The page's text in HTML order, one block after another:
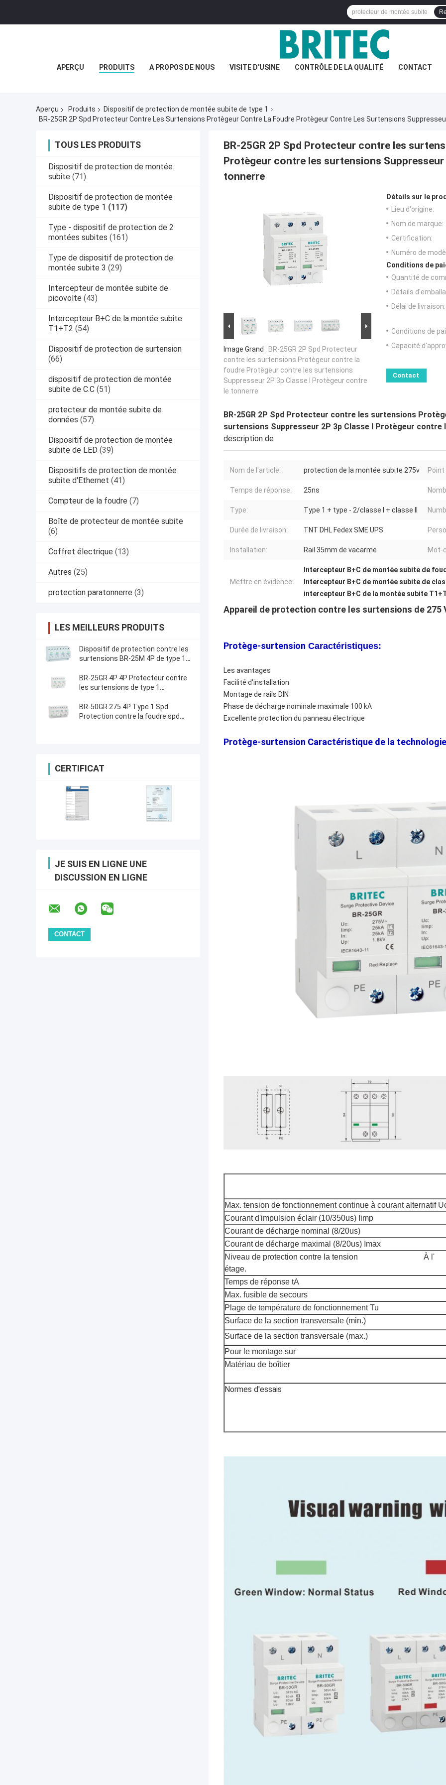
APERÇU PRODUITS A PROPOS DE NOUS VISITE D'USINE CONTRÔLE DE LA QUALITÉ CONTACT
Aperçu Produits Dispositif de protection de montée subite de type 1
TOUS LES PRODUITS
Dispositif de protection de montée
subite (71)
Dispositif de protection de montée
subite de type 1 (117)
Type - dispositif de protection de 2
montées subites (161)
Type de dispositif de protection de
montée subite 3 (29)
Intercepteur de montée subite de
picovolte (43)
Intercepteur B+C de la montée subite
T1+T2 (54)
Dispositif de protection de surtension
(66)
dispositif de protection de montée
subite de C.C (51)
protecteur de montée subite de
données (57)
Dispositif de protection de montée
subite de LED (39)
Dispositifs de protection de montée
subite d'Ethernet (41)
Compteur de la foudre (7)
Boîte de protecteur de montée subite
(6)
Coffret électrique (13)
Autres (25)
protection paratonnerre (3)
LES MEILLEURS PRODUITS
Dispositif de protection contre les
surtensions BR-25M 4P de type 1
foudre SPD
BR-25GR 4P 4P Protecteur contre
les surtensions de type 1
de type 1
BR-50GR 275 4P Type 1 Spd
Protection contre la foudre spd
CERTIFICAT
JE SUIS EN LIGNE UNE
DISCUSSION EN LIGNE
BR-25GR 2P Spd Protecteur contre les
Protègeur contre les surtensions
tonnerre
Image Grand : BR-25GR 2P Spd Protecteur
contre les surtensions Protègeur contre la
foudre Protègeur contre les surtensions
Suppresseur 2P 3p Classe I Protègeur contre
le tonnerre
Détails sur le
Lieu d'origine:
Nom de marque:
Certification:
Numéro de
Conditions de
Quantité de
Détails
Délai de livraison:
Conditions de
Capacité
Contact
BR-25GR 2P Spd Protecteur contre les surtensions
surtensions Suppresseur 2P 3p Classe I Protègeur contre
description de
Nom de l'article: protection de la montée subite 275v Point
Temps de réponse: 25ns
Type: Type 1 + type - 2/classe I + classe II
Durée de livraison: TNT DHL Fedex SME UPS
Installation: Rail 35mm de vacarme Mot-
Mettre en évidence:
Intercepteur B+C de montée subite de
Intercepteur B+C de montée subite de
intercepteur B+C de la montée subite
Appareil de protection contre les surtensions de 275
Protège-surtension Caractéristiques:
Les avantages
Facilité d'installation
Montage de rails DIN
Phase de décharge nominale maximale 100 kA
Excellente protection du panneau électrique
Protège-surtension Caractéristique de la
Max. tension de fonctionnement continue à courant alternatif
Courant d'impulsion éclair (10/350us) Iimp
Courant de décharge nominal (8/20us)
Courant de décharge maximal (8/20us) Imax
Niveau de protection contre la tension
À l'
étage.
Temps de réponse tA
Max. fusible de secours
Plage de température de fonctionnement Tu
Surface de la section transversale (min.)
Surface de la section transversale (max.)
Pour le montage sur
Matériau de boîtier
Normes d'essais